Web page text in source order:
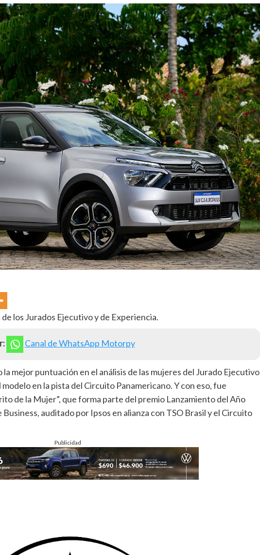
los Jurados Ejecutivo y de Experiencia.
Canal de WhatsApp Motorpy
mejor puntuación en el análisis de las mujeres del Jurado Ejecutivo
en la pista del Circuito Panamericano. Y con eso, fue
de la Mujer”, que forma parte del premio Lanzamiento del Año
auditado por Ipsos en alianza con TSO Brasil y el Circuito
Publicidad